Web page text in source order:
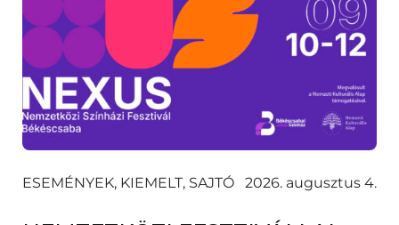
ESEMÉNYEK, KIEMELT, SAJTÓ 2026. augusztus 4.